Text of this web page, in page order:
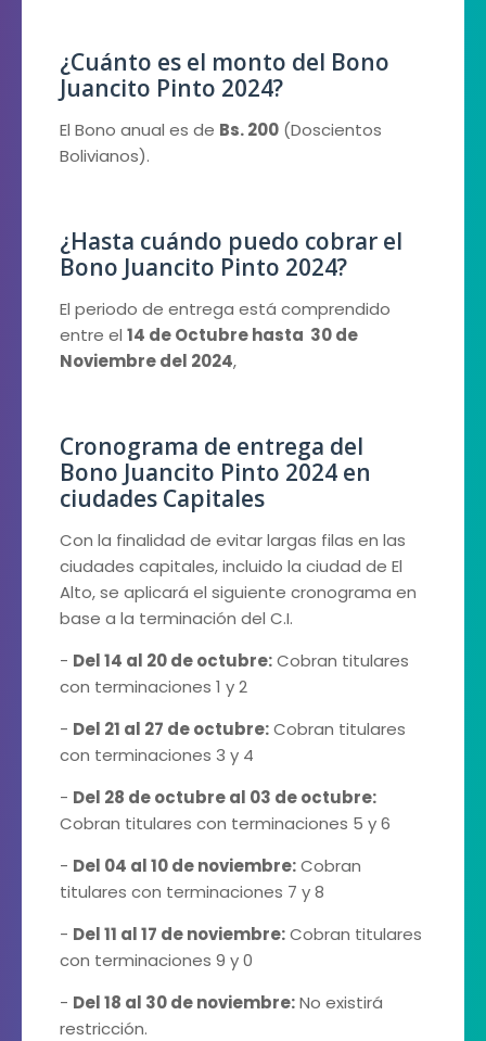
¿Cuánto es el monto del Bono
Juancito Pinto 2024?
El Bono anual es de Bs. 200 (Doscientos
Bolivianos).
¿Hasta cuándo puedo cobrar el
Bono Juancito Pinto 2024?
El periodo de entrega está comprendido
entre el 14 de Octubre hasta 30 de
Noviembre del 2024,
Cronograma de entrega del
Bono Juancito Pinto 2024 en
ciudades Capitales
Con la finalidad de evitar largas filas en las
ciudades capitales, incluido la ciudad de El
Alto, se aplicará el siguiente cronograma en
base a la terminación del C.I.
- Del 14 al 20 de octubre:Cobran titulares
con terminaciones 1 y 2
- Del 21 al 27 de octubre:Cobran titulares
con terminaciones 3 y 4
- Del 28 de octubre al 03 de octubre:
Cobran titulares con terminaciones 5 y 6
- Del 04 al 10 de noviembre:Cobran
titulares con terminaciones 7 y 8
- Del 11 al 17 de noviembre:Cobran titulares
con terminaciones 9 y 0
- Del 18 al 30 de noviembre:No existirá
restricción.